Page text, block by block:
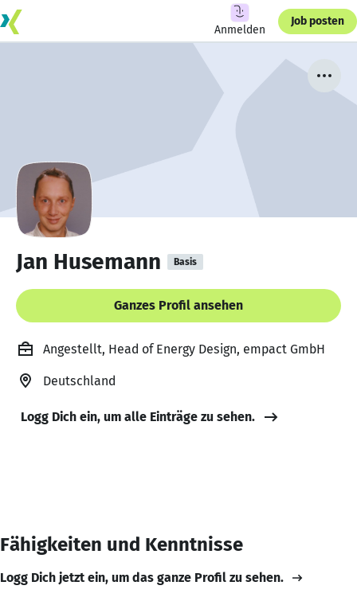
Anmelden
Job posten
Jan Husemann Basis
Ganzes Profil ansehen
Angestellt, Head of Energy Design, empact GmbH
Deutschland
Logg Dich ein, um alle Einträge zu sehen.
Fähigkeiten und Kenntnisse
Logg Dich jetzt ein, um das ganze Profil zu sehen.